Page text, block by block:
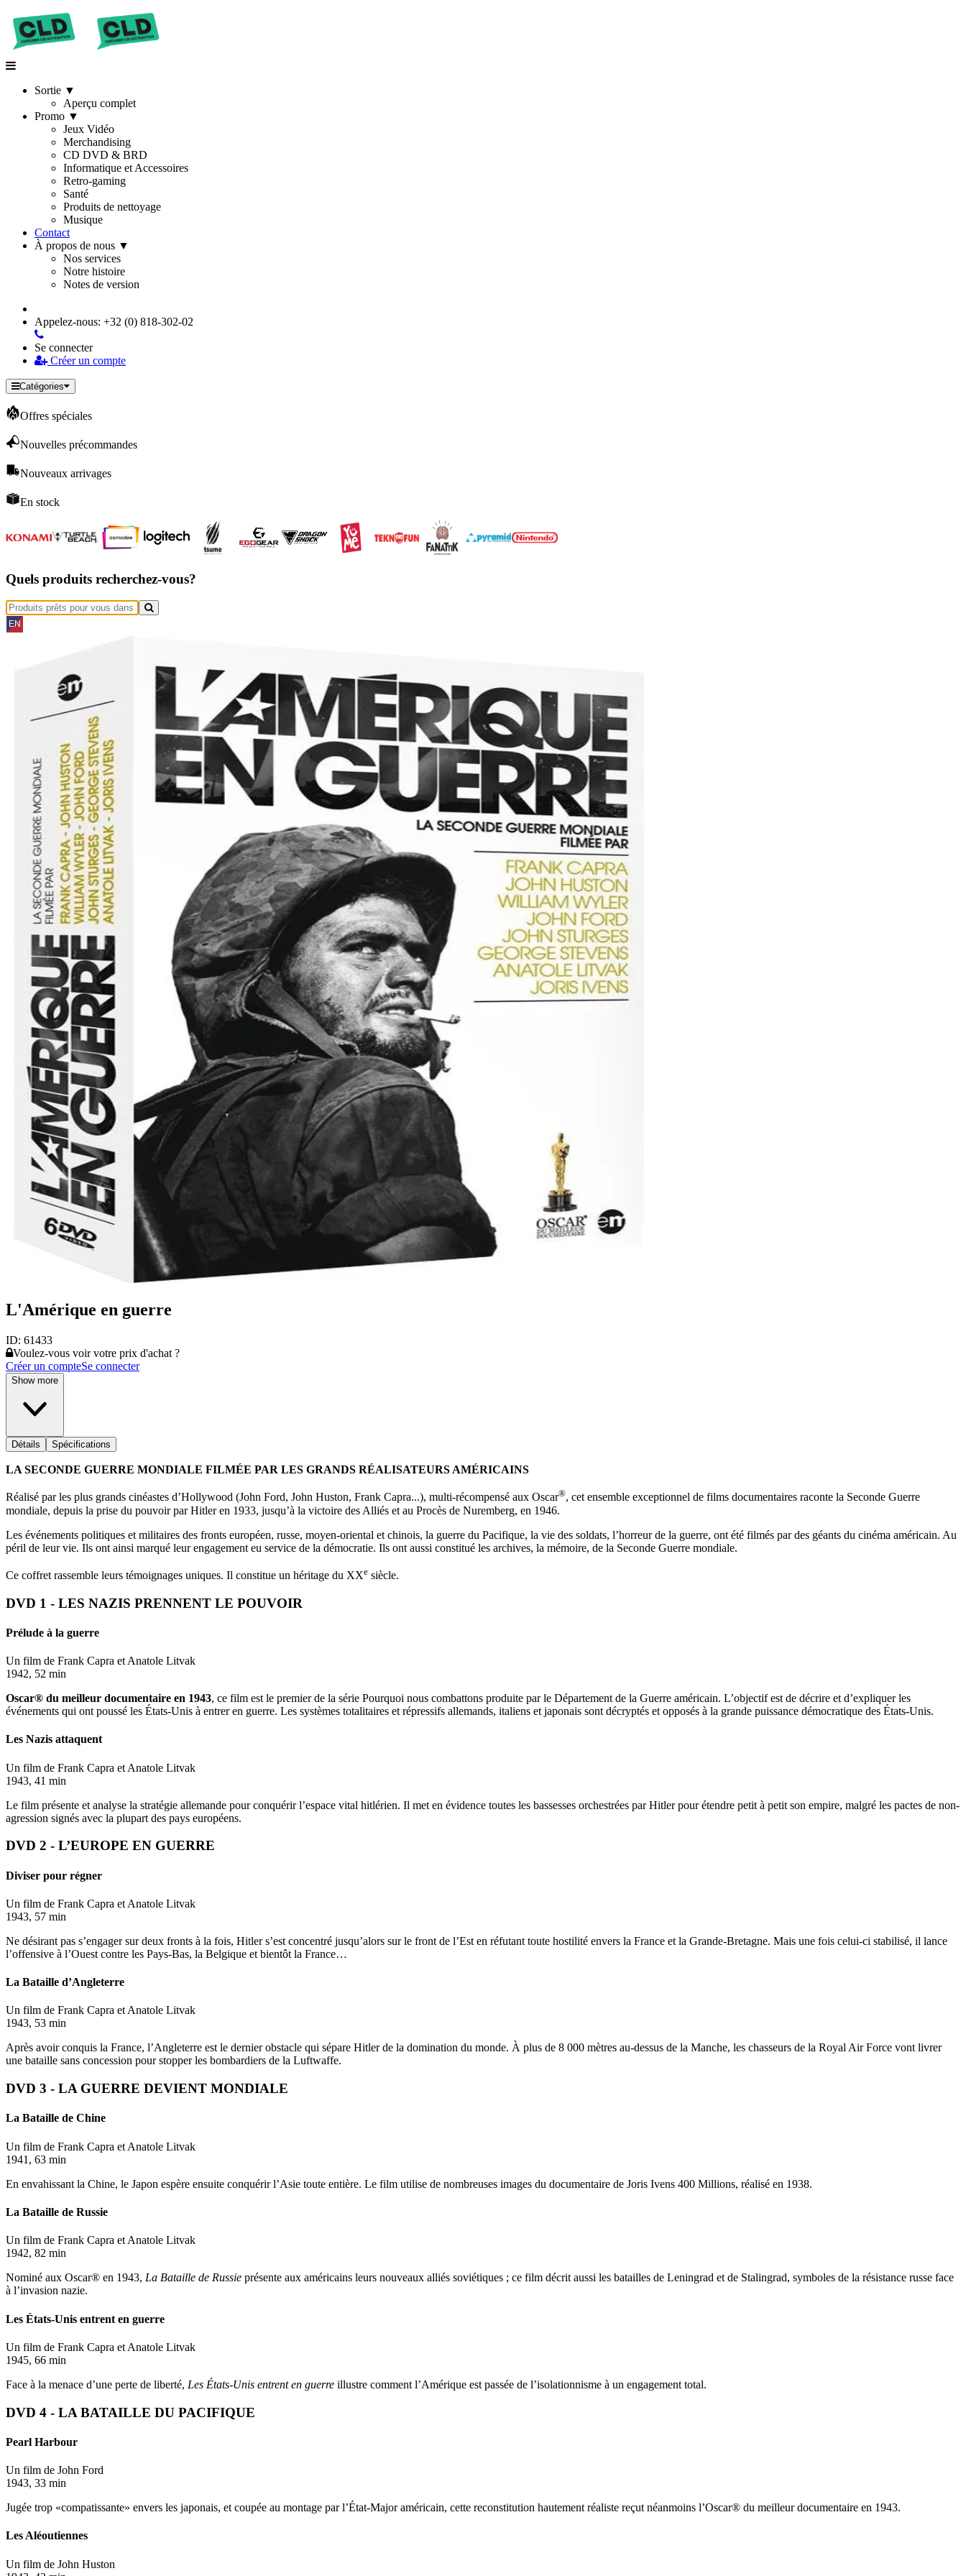
Sortie ▼
Aperçu complet
Promo ▼
Jeux Vidéo
Merchandising
CD DVD & BRD
Informatique et Accessoires
Retro-gaming
Santé
Produits de nettoyage
Musique
Contact
À propos de nous ▼
Nos services
Notre histoire
Notes de version
Appelez-nous: +32 (0) 818-302-02
Se connecter
Créer un compte
Catégories
Offres spéciales
Nouvelles précommandes
Nouveaux arrivages
En stock
Quels produits recherchez-vous?
L'Amérique en guerre
ID: 61433
Voulez-vous voir votre prix d'achat ?
Créer un compteSe connecter
Show more
Détails Spécifications
LA SECONDE GUERRE MONDIALE FILMÉE PAR LES GRANDS RÉALISATEURS AMÉRICAINS
Réalisé par les plus grands cinéastes d’Hollywood (John Ford, John Huston, Frank Capra...), multi-récompensé aux Oscar®, cet ensemble exceptionnel de films documentaires raconte la Seconde Guerre
mondiale, depuis la prise du pouvoir par Hitler en 1933, jusqu’à la victoire des Alliés et au Procès de Nuremberg, en 1946.
Les événements politiques et militaires des fronts européen, russe, moyen-oriental et chinois, la guerre du Pacifique, la vie des soldats, l’horreur de la guerre, ont été filmés par des géants du cinéma américain. Au
péril de leur vie. Ils ont ainsi marqué leur engagement eu service de la démocratie. Ils ont aussi constitué les archives, la mémoire, de la Seconde Guerre mondiale.
Ce coffret rassemble leurs témoignages uniques. Il constitue un héritage du XXe siècle.
DVD 1 - LES NAZIS PRENNENT LE POUVOIR
Prélude à la guerre
Un film de Frank Capra et Anatole Litvak
1942, 52 min
Oscar® du meilleur documentaire en 1943, ce film est le premier de la série Pourquoi nous combattons produite par le Département de la Guerre américain. L’objectif est de décrire et d’expliquer les
événements qui ont poussé les États-Unis à entrer en guerre. Les systèmes totalitaires et répressifs allemands, italiens et japonais sont décryptés et opposés à la grande puissance démocratique des États-Unis.
Les Nazis attaquent
Un film de Frank Capra et Anatole Litvak
1943, 41 min
Le film présente et analyse la stratégie allemande pour conquérir l’espace vital hitlérien. Il met en évidence toutes les bassesses orchestrées par Hitler pour étendre petit à petit son empire, malgré les pactes de non-
agression signés avec la plupart des pays européens.
DVD 2 - L’EUROPE EN GUERRE
Diviser pour régner
Un film de Frank Capra et Anatole Litvak
1943, 57 min
Ne désirant pas s’engager sur deux fronts à la fois, Hitler s’est concentré jusqu’alors sur le front de l’Est en réfutant toute hostilité envers la France et la Grande-Bretagne. Mais une fois celui-ci stabilisé, il lance
l’offensive à l’Ouest contre les Pays-Bas, la Belgique et bientôt la France…
La Bataille d’Angleterre
Un film de Frank Capra et Anatole Litvak
1943, 53 min
Après avoir conquis la France, l’Angleterre est le dernier obstacle qui sépare Hitler de la domination du monde. À plus de 8 000 mètres au-dessus de la Manche, les chasseurs de la Royal Air Force vont livrer
une bataille sans concession pour stopper les bombardiers de la Luftwaffe.
DVD 3 - LA GUERRE DEVIENT MONDIALE
La Bataille de Chine
Un film de Frank Capra et Anatole Litvak
1941, 63 min
En envahissant la Chine, le Japon espère ensuite conquérir l’Asie toute entière. Le film utilise de nombreuses images du documentaire de Joris Ivens 400 Millions, réalisé en 1938.
La Bataille de Russie
Un film de Frank Capra et Anatole Litvak
1942, 82 min
Nominé aux Oscar® en 1943, La Bataille de Russie présente aux américains leurs nouveaux alliés soviétiques ; ce film décrit aussi les batailles de Leningrad et de Stalingrad, symboles de la résistance russe face
à l’invasion nazie.
Les États-Unis entrent en guerre
Un film de Frank Capra et Anatole Litvak
1945, 66 min
Face à la menace d’une perte de liberté, Les États-Unis entrent en guerre illustre comment l’Amérique est passée de l’isolationnisme à un engagement total.
DVD 4 - LA BATAILLE DU PACIFIQUE
Pearl Harbour
Un film de John Ford
1943, 33 min
Jugée trop «compatissante» envers les japonais, et coupée au montage par l’État-Major américain, cette reconstitution hautement réaliste reçut néanmoins l’Oscar® du meilleur documentaire en 1943.
Les Aléoutiennes
Un film de John Huston